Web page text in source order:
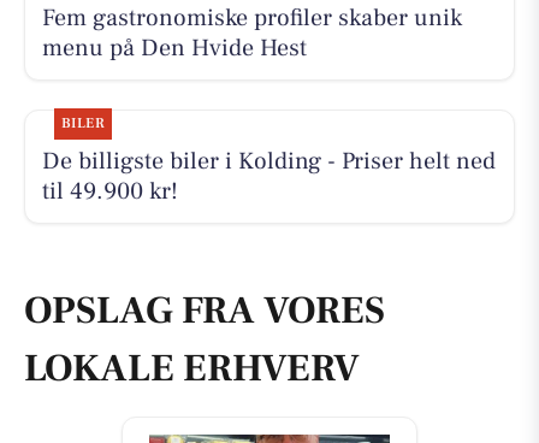
Fem gastronomiske profiler skaber unik
menu på Den Hvide Hest
BILER
De billigste biler i Kolding - Priser helt ned
til 49.900 kr!
OPSLAG FRA VORES
LOKALE ERHVERV